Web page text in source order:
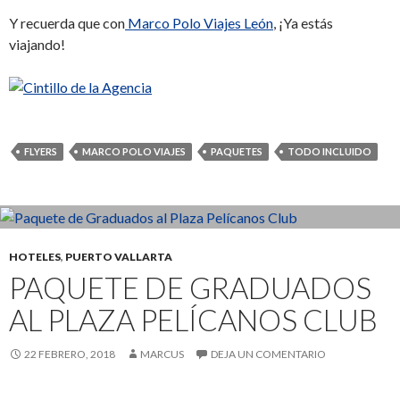
Y recuerda que con Marco Polo Viajes León, ¡Ya estás
viajando!
FLYERS MARCO POLO VIAJES PAQUETES TODO INCLUIDO
HOTELES, PUERTO VALLARTA
PAQUETE DE GRADUADOS
AL PLAZA PELÍCANOS CLUB
22 FEBRERO, 2018 MARCUS DEJA UN COMENTARIO